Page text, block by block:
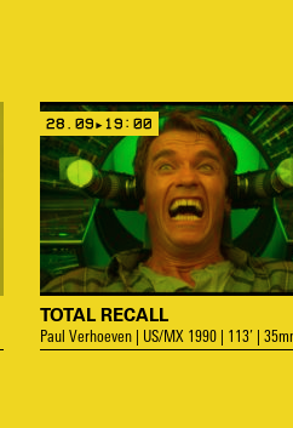
TOTAL RECALL
Paul Verhoeven | US/MX 1990 | 113’ |
28.09▸19:00